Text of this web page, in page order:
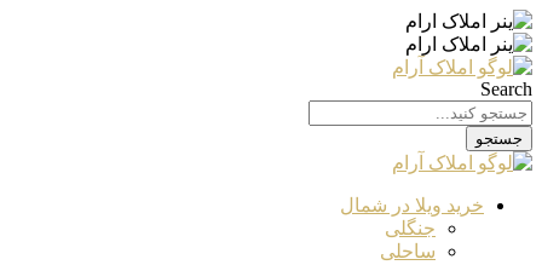
Search
جستجو
خرید ویلا در شمال
جنگلی
ساحلی